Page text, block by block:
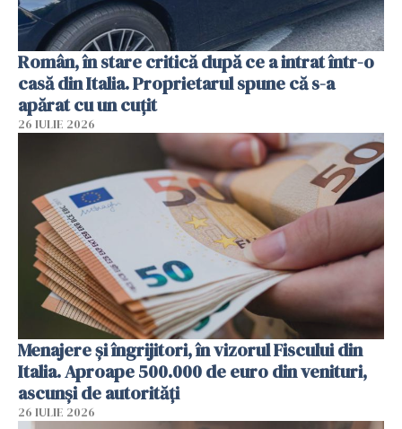
Român, în stare critică după ce a intrat într-o
casă din Italia. Proprietarul spune că s-a
apărat cu un cuțit
26 IULIE 2026
Menajere și îngrijitori, în vizorul Fiscului din
Italia. Aproape 500.000 de euro din venituri,
ascunși de autorități
26 IULIE 2026